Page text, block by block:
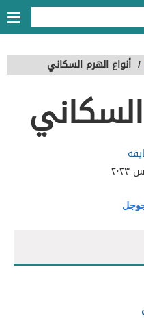
/ أنواع الهرم السكاني